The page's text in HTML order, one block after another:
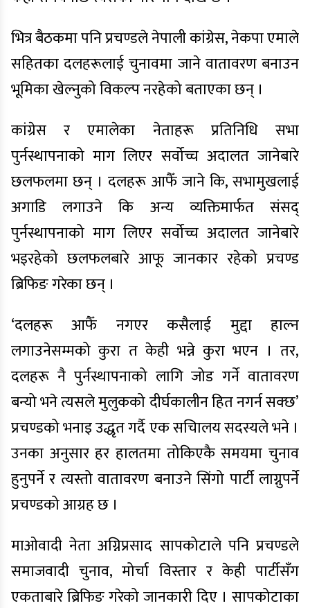
भित्र बैठकमा पनि प्रचण्डले नेपाली कांग्रेस, नेकपा एमाले
सहितका दलहरूलाई चुनावमा जाने वातावरण बनाउन
भूमिका खेल्नुको विकल्प नरहेको बताएका छन् ।
कांग्रेस र एमालेका नेताहरू प्रतिनिधि सभा
पुर्नस्थापनाको माग लिएर सर्वोच्च अदालत जानेबारे
छलफलमा छन् । दलहरू आफैँ जाने कि, सभामुखलाई
अगाडि लगाउने कि अन्य व्यक्तिमार्फत संसद्
पुर्नस्थापनाको माग लिएर सर्वोच्च अदालत जानेबारे
भइरहेको छलफलबारे आफू जानकार रहेको प्रचण्ड
ब्रिफिङ गरेका छन् ।
‘दलहरू आफैँ नगएर कसैलाई मुद्दा हाल्न
लगाउनेसम्मको कुरा त केही भन्ने कुरा भएन । तर,
दलहरू नै पुर्नस्थापनाको लागि जोड गर्ने वातावरण
बन्यो भने त्यसले मुलुकको दीर्घकालीन हित नगर्न सक्छ’
प्रचण्डको भनाइ उद्धृत गर्दै एक सचिालय सदस्यले भने ।
उनका अनुसार हर हालतमा तोकिएकै समयमा चुनाव
हुनुपर्ने र त्यस्तो वातावरण बनाउने सिंगो पार्टी लाग्नुपर्ने
प्रचण्डको आग्रह छ ।
माओवादी नेता अग्निप्रसाद सापकोटाले पनि प्रचण्डले
समाजवादी चुनाव, मोर्चा विस्तार र केही पार्टीसँग
एकताबारे ब्रिफिङ गरेको जानकारी दिए । सापकोटाका